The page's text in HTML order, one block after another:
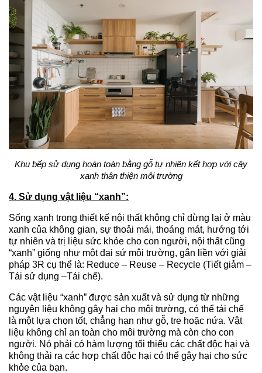
Khu bếp sử dụng hoàn toàn bằng gỗ tự nhiên kết hợp với cây
xanh thân thiện môi trường
4. Sử dụng vật liệu “xanh”:
Sống xanh trong thiết kế nội thất không chỉ dừng lại ở màu
xanh của không gian, sự thoải mái, thoáng mát, hướng tới
tự nhiên và trị liệu sức khỏe cho con người, nội thất cũng
“xanh” giống như một đại sứ môi trường, gắn liền với giải
pháp 3R cụ thể là: Reduce – Reuse – Recycle (Tiết giảm –
Tái sử dụng –Tái chế).
Các vật liệu “xanh” được sản xuất và sử dụng từ những
nguyên liệu không gây hại cho môi trường, có thể tái chế
là một lựa chọn tốt, chẳng hạn như gỗ, tre hoặc nứa. Vật
liệu không chỉ an toàn cho môi trường mà còn cho con
người. Nó phải có hàm lượng tối thiểu các chất độc hại và
không thải ra các hợp chất độc hại có thể gây hại cho sức
khỏe của bạn.